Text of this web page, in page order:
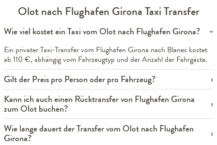
Olot nach Flughafen Girona Taxi Transfer
Wie viel kostet ein Taxi vom Olot nach Flughafen Girona?
Ein privater Taxi-Transfer vom Flughafen Girona nach Blanes kostet
ab 110 €, abhängig vom Fahrzeugtyp und der Anzahl der Fahrgäste.
Gilt der Preis pro Person oder pro Fahrzeug?
Kann ich auch einen Rücktransfer von Flughafen Girona
zum Olot buchen?
Wie lange dauert der Transfer vom Olot nach Flughafen
Girona?